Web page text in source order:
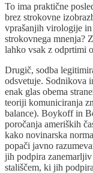
To ima praktične
brez strokovne
vprašanjih virologije in
strokovnega mnenja?
lahko vsak z odprtimi
Drugič, sodba
odsvetuje. Sodnikova
enak glas obema
teoriji komuniciranja
balance). Boykoff in
poročanja ameriških
kako novinarska
popači javno
jih podpira
stališčem, ki jih